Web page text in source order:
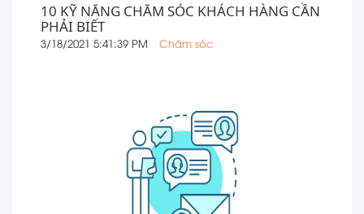
10 KỸ NĂNG CHĂM SÓC KHÁCH HÀNG CẦN
PHẢI BIẾT
3/18/2021 5:41:39 PM Chăm sóc